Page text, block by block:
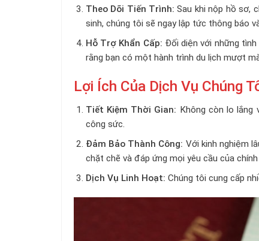
Theo Dõi Tiến Trình: Sau khi nộp hồ sơ,
sinh, chúng tôi sẽ ngay lập tức thông báo
Hỗ Trợ Khẩn Cấp: Đối diện với những
rằng bạn có một hành trình du lịch mượt
Lợi Ích Của Dịch Vụ Chúng
Tiết Kiệm Thời Gian: Không còn lo lắng
công sức.
Đảm Bảo Thành Công: Với kinh nghiệm
chặt chẽ và đáp ứng mọi yêu cầu của chính
Dịch Vụ Linh Hoạt: Chúng tôi cung cấp